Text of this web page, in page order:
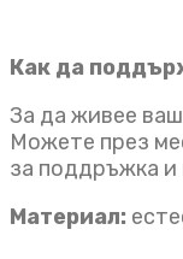
Как да
За да живее
Можете през
за поддръжка и
Материал: